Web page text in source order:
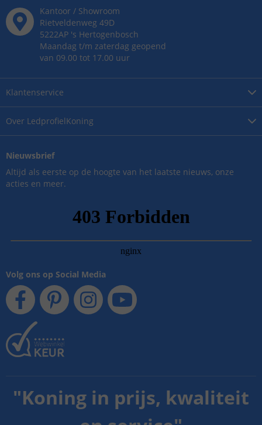
Over LedprofielKoning
Klantenservice
Kantoor / Showroom
Rietveldenweg 49D
5222AP 's Hertogenbosch
Maandag t/m zaterdag geopend
van 09.00 tot 17.00 uur
Nieuwsbrief
Altijd als eerste op de hoogte van het laatste nieuws, onze
acties en meer.
Volg ons op Social Media
"Koning in prijs, kwaliteit